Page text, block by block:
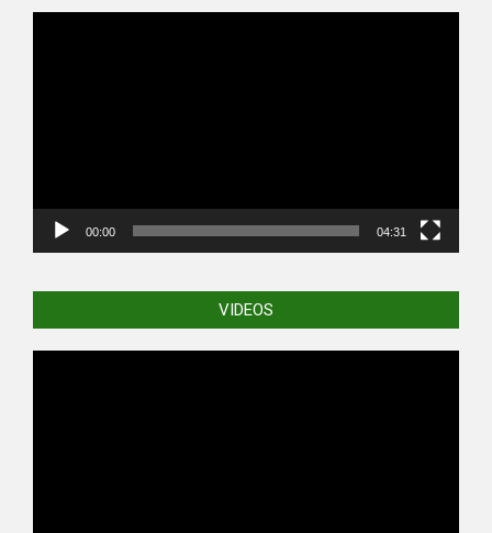
00:00 04:31
VIDEOS